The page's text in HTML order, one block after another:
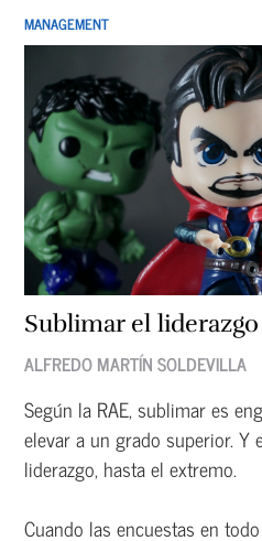
MANAGEMENT
Sublimar el
ALFREDO MARTÍN SOLDEVILLA
Según la RAE, sublimar es
elevar a un grado superior. Y
liderazgo, hasta el extremo.
Cuando las encuestas en